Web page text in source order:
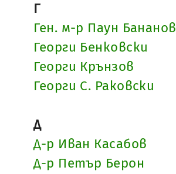
Г
Ген. м-р Паун Бананов
Георги Бенковски
Георги Крънзов
Георги С. Раковски
Д
Д-р Иван Касабов
Д-р Петър Берон